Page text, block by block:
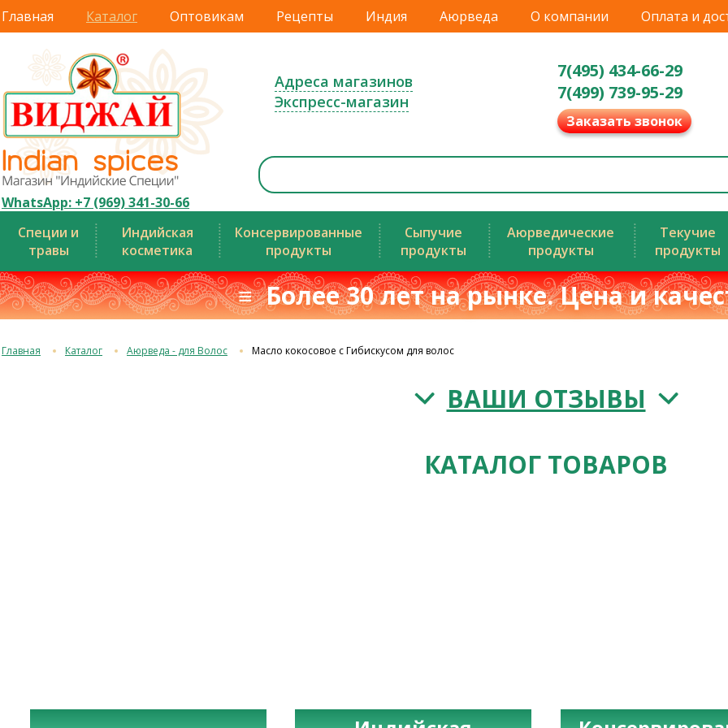
Главная Каталог Оптовикам Рецепты Индия Аюрведа О компании Оплата и
WhatsApp: +7 (969) 341-30-66
Адреса магазинов
Экспресс-магазин
7(495) 434-66-29
7(499) 739-95-29
Заказать звонок
Специи и
травы
Индийская
косметика
Консервированные
продукты
Сыпучие
продукты
Аюрведические
продукты
Текучие
продукты
≡ Более 30 лет на рынке. Цена и
Главная Каталог Аюрведа - для Волос Масло кокосовое с Гибискусом для волос
ВАШИ ОТЗЫВЫ
КАТАЛОГ ТОВАРОВ